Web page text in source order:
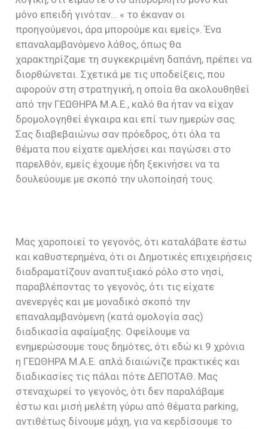
μόνο επειδή γινόταν… « το έκαναν οι
προηγούμενοι, άρα μπορούμε και εμείς». Ένα
επαναλαμβανόμενο λάθος, όπως θα
χαρακτηρίζαμε τη συγκεκριμένη δαπάνη, πρέπει να
διορθώνεται. Σχετικά με τις υποδείξεις, που
αφορούν στη στρατηγική, η οποία θα ακολουθηθεί
από την ΓΕΩΘΗΡΑ Μ.Α.Ε., καλό θα ήταν να είχαν
δρομολογηθεί έγκαιρα και επί των ημερών σας.
Σας διαβεβαιώνω σαν πρόεδρος, ότι όλα τα
θέματα που είχατε αμελήσει και παγώσει στο
παρελθόν, εμείς έχουμε ήδη ξεκινήσει να τα
δουλεύουμε με σκοπό την υλοποίησή τους.
Μας χαροποιεί το γεγονός, ότι καταλάβατε έστω
και καθυστερημένα, ότι οι Δημοτικές επιχειρήσεις
διαδραματίζουν αναπτυξιακό ρόλο στο νησί,
παραβλέποντας το γεγονός, ότι τις είχατε
ανενεργές και με μοναδικό σκοπό την
επαναλαμβανόμενη (κατά ομολογία σας)
διαδικασία αφαίμαξης. Οφείλουμε να
ενημερώσουμε τους δημότες, ότι εδώ κι 9 χρόνια
η ΓΕΩΘΗΡΑ Μ.Α.Ε. απλά διαιώνιζε πρακτικές και
διαδικασίες τις πάλαι πότε ΔΕΠΟΤΑΘ. Μας
στεναχωρεί το γεγονός, ότι δεν παραλάβαμε
έστω και μισή μελέτη γύρω από θέματα parking,
αντιθέτως δίνουμε μάχη, για να κερδίσουμε το